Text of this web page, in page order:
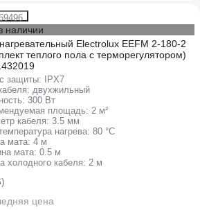
наличии
Electrolux EEFM 2-180-2
теплого пола c терморегулятором)
защиты:
IPХ7
двухжильный
300 Вт
площадь: 2 м²
кабеля: 3.5 мм
нагрева: 80 °С
мата: 4 м
мата: 0.5 м
холодного кабеля: 2 м
цена